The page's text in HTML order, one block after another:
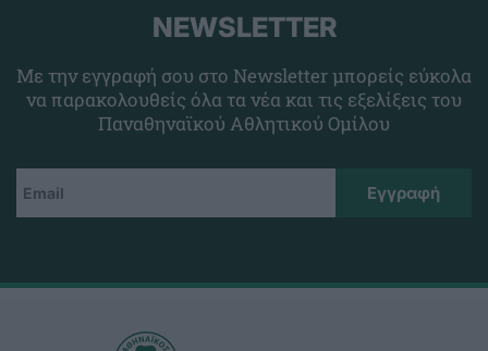
NEWSLETTER
Με την εγγραφή σου στο Newsletter μπορείς εύκολα
να παρακολουθείς όλα τα νέα και τις εξελίξεις του
Παναθηναϊκού Αθλητικού Ομίλου